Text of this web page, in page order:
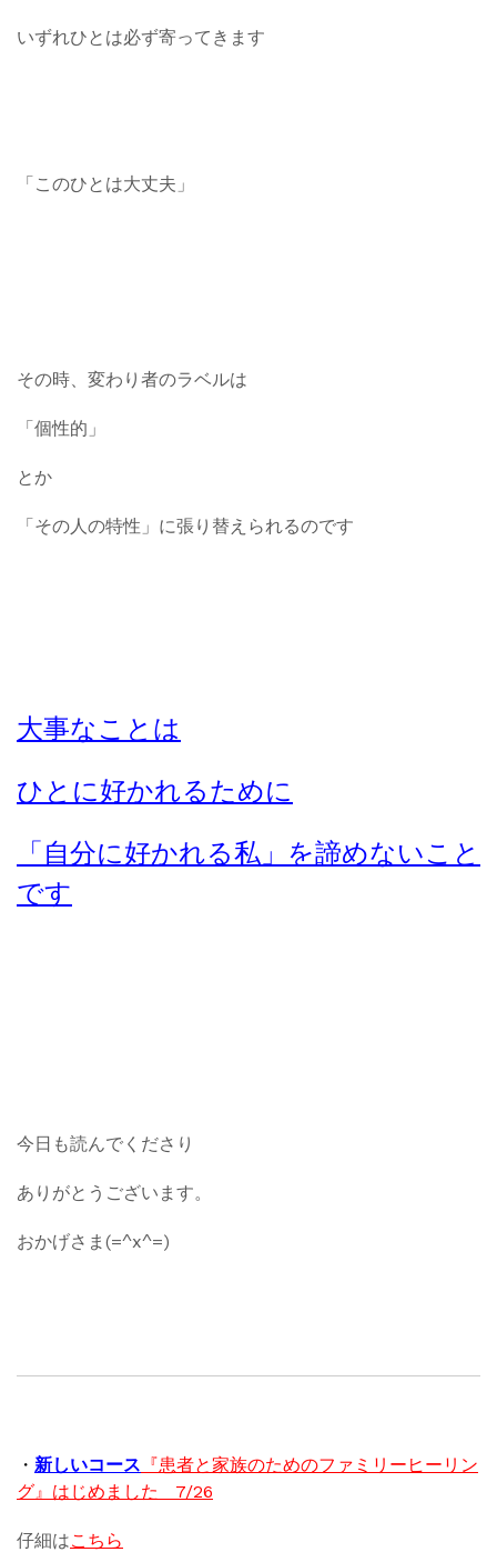
いずれひとは必ず寄ってきます
「このひとは大丈夫」
その時、変わり者のラベルは
「個性的」
とか
「その人の特性」に張り替えられるのです
大事なことは
ひとに好かれるために
「自分に好かれる私」を諦めないこと
です
今日も読んでくださり
ありがとうございます。
おかげさま(=^x^=)
・ 新しいコース 『患者と家族のためのファミリーヒーリン
グ』はじめました 7/26
仔細はこちら